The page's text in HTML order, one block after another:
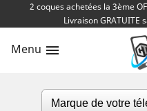
2 coques achetées la 3ème
Livraison GRATUITE
Menu 